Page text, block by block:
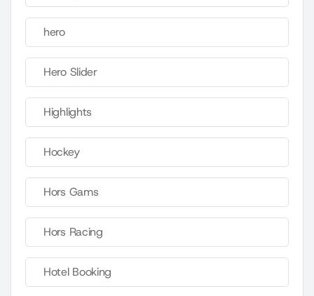
hero
Hero Slider
Highlights
Hockey
Hors Gams
Hors Racing
Hotel Booking